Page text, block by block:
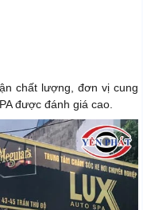
chất lượng, đơn vị cung
được đánh giá cao.